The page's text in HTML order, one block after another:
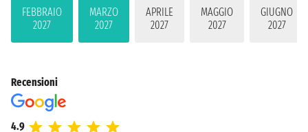
FEBBRAIO
2027
MARZO
2027
APRILE
2027
MAGGIO
2027
GIUGNO
2027
Recensioni
4.9